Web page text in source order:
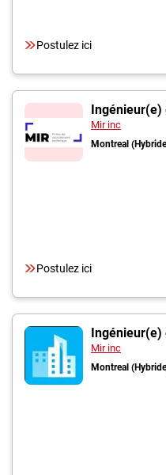
Postulez ici
Ingénieur(e)
Mir inc
Montreal
Postulez ici
Ingénieur(e)
Mir inc
Montreal